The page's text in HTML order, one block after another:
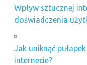
Wpływ sztucznej
doświadczenia
Jak uniknąć
internecie?